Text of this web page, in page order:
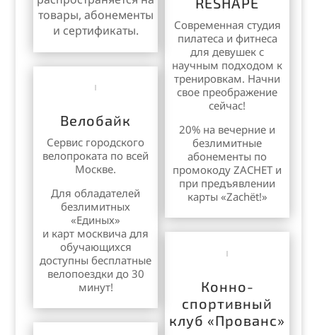
товары, абонементы
и сертификаты.
Велобайк
Сервис городского
велопроката по всей
Москве.
Для обладателей
безлимитных
«Единых»
и карт москвича для
обучающихся
доступны бесплатные
велопоездки до 30
минут!
Современная студия
пилатеса и фитнеса
для девушек с
научным подходом к
тренировкам. Начни
свое преображение
сейчас!
20% на вечерние и
безлимитные
абонементы по
промокоду ZACHET и
при предъявлении
карты «Zachёt!»
Конно-
спортивный
клуб «Прованс»